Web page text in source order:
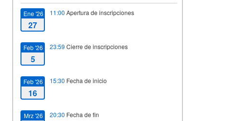
Ene '26
27
11:00 Apertura de inscripciones
Feb '26
5
23:59 Cierre de inscripciones
Feb '26
16
15:30 Fecha de inicio
Mrz '26 20:30 Fecha de fin